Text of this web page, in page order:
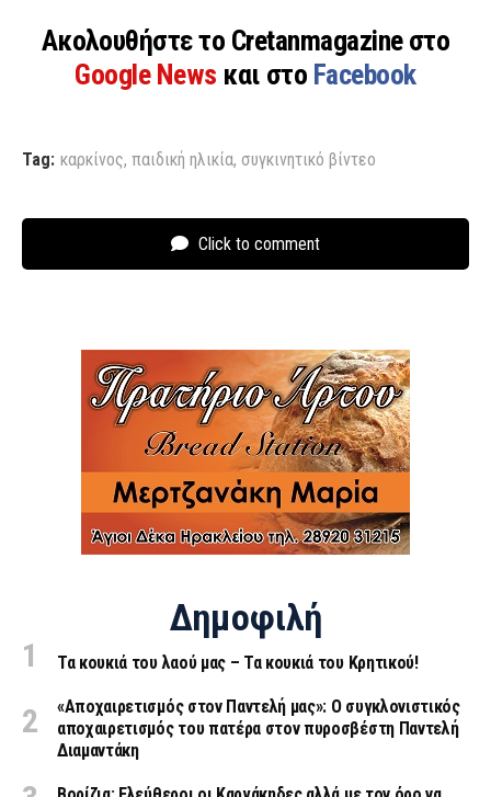
Ακολουθήστε το Cretanmagazine στο
Google News και στο Facebook
Tag: καρκίνος, παιδική ηλικία, συγκινητικό βίντεο
Click to comment
Δημοφιλή
Τα κουκιά του λαού μας – Τα κουκιά του Κρητικού!
«Aποχαιρετισμός στον Παντελή μας»: Ο συγκλονιστικός
αποχαιρετισμός του πατέρα στον πυροσβέστη Παντελή
Διαμαντάκη